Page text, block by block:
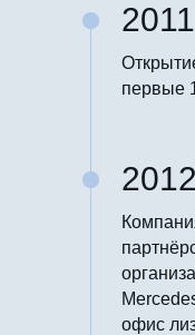
2011
первые
2012
офис